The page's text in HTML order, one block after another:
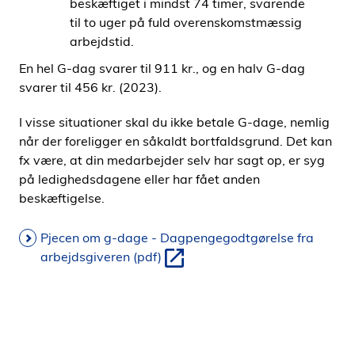
til to uger på fuld overenskomstmæssig
arbejdstid.
En hel G-dag svarer til 911 kr., og en halv G-dag
svarer til 456 kr. (2023).
I visse situationer skal du ikke betale G-dage, nemlig
når der foreligger en såkaldt bortfaldsgrund. Det kan
fx være, at din medarbejder selv har sagt op, er syg
på ledighedsdagene eller har fået anden
beskæftigelse.
Pjecen om g-dage - Dagpengegodtgørelse fra
arbejdsgiveren (pdf)